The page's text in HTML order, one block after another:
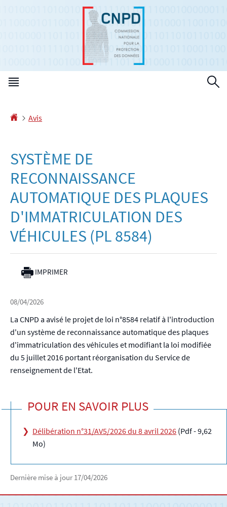
Accueil
Avis
SYSTÈME DE
RECONNAISSANCE
AUTOMATIQUE DES PLAQUES
D'IMMATRICULATION DES
VÉHICULES (PL 8584)
IMPRIMER
08/04/2026
La CNPD a avisé le projet de loi n°8584 relatif à l'introduction
d'un système de reconnaissance automatique des plaques
d'immatriculation des véhicules et modifiant la loi modifiée
du 5 juillet 2016 portant réorganisation du Service de
renseignement de l'Etat.
POUR EN SAVOIR PLUS
Délibération n°31/AV5/2026 du 8 avril 2026 (Pdf - 9,62
Mo)
Dernière mise à jour 17/04/2026